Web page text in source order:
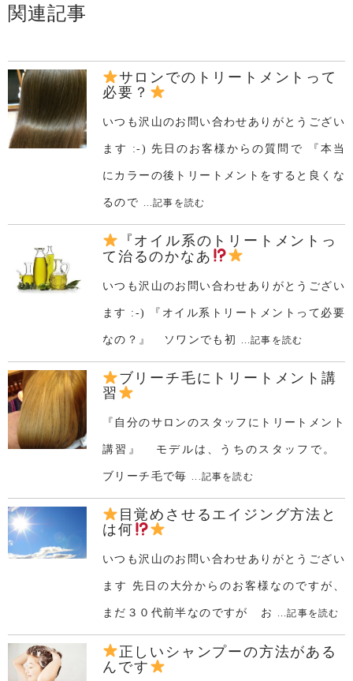
関連記事
サロンでのトリートメントって
必要？
いつも沢山のお問い合わせありがとうござい
ます :-) 先日のお客様からの質問で 『本当
にカラーの後トリートメントをすると良くな
るので ...記事を読む
『オイル系のトリートメントっ
て治るのかなあ
いつも沢山のお問い合わせありがとうござい
ます :-) 『オイル系トリートメントって必要
なの？』 ソワンでも初 ...記事を読む
ブリーチ毛にトリートメント講
習
『自分のサロンのスタッフにトリートメント
講習』 モデルは、うちのスタッフで。
ブリーチ毛で毎 ...記事を読む
目覚めさせるエイジング方法と
は何
いつも沢山のお問い合わせありがとうござい
ます 先日の大分からのお客様なのですが、
まだ３０代前半なのですが お ...記事を読む
正しいシャンプーの方法がある
んです